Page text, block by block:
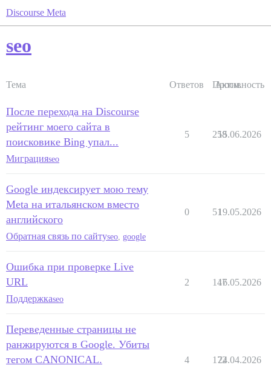
Discourse Meta
seo
Тема Ответов Просм.
Активность
После перехода на Discourse
рейтинг моего сайта в
поисковике Bing упал...
Миграцияseo
5 258
15.06.2026
Google индексирует мою тему
Meta на итальянском вместо
английского
Обратная связь по сайтуseo google
0 5119.05.2026
Ошибка при проверке Live
URL
Поддержкаseo
2 147
16.05.2026
Переведенные страницы не
ранжируются в Google. Убиты
тегом CANONICAL.
4 172
24.04.2026